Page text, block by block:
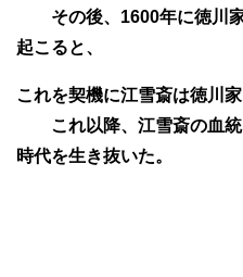
その後、1600年に徳川家
起こると、
これを契機に江雪斎は徳川家
これ以降、江雪斎の血統
時代を生き抜いた。